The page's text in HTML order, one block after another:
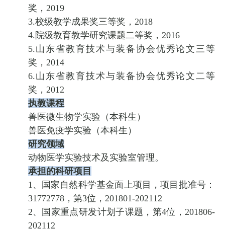
奖，2019
3.校级教学成果奖三等奖，2018
4.院级教育教学研究课题二等奖，2016
5.山东省教育技术与装备协会优秀论文三等
奖，2014
6.山东省教育技术与装备协会优秀论文二等
奖，2012
执教课程
兽医微生物学实验（本科生）
兽医免疫学实验（本科生）
研究领域
动物医学实验技术及实验室管理。
承担的科研项目
1、国家自然科学基金面上项目，项目批准号：
31772778，第3位，201801-202112
2、国家重点研发计划子课题，第4位，201806-
202112